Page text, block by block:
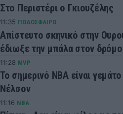
Στο Περιστέρι ο Γκιουζέλης
11:35 ΠΟΔΟΣΦΑΙΡΟ
Απίστευτο σκηνικό στην
έδιωξε την μπάλα στον
11:28 MVP
Το σημερινό ΝΒΑ είναι
Νέλσον
11:16 NBA